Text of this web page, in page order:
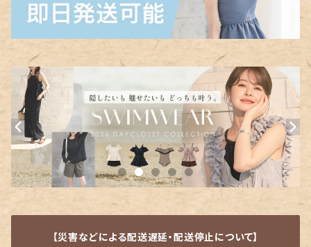
【災害などによる配送遅延・配送停止について】